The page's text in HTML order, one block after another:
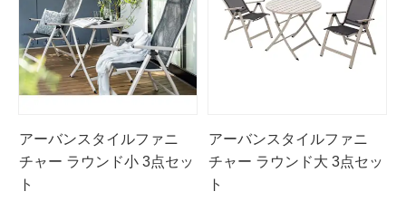
アーバンスタイルファニ
チャー ラウンド小 3点セッ
ト
アーバンスタイルファニ
チャー ラウンド大 3点セッ
ト